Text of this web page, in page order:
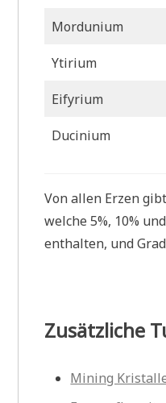
Mordunium
Ytirium
Eifyrium
Ducinium
Von allen Erzen
welche 5%, 10%
enthalten, und
Zusätzliche
Mining